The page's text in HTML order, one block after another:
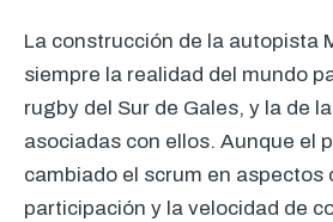
La construcción de la autopista
siempre la realidad del mundo
rugby del Sur de Gales, y la de
asociadas con ellos. Aunque el
cambiado el scrum en aspectos
participación y la velocidad de